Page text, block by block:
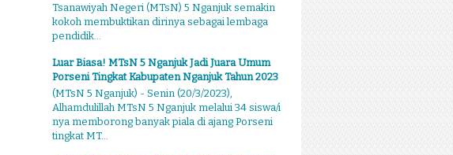
Tsanawiyah Negeri (MTsN) 5 Nganjuk semakin
kokoh membuktikan dirinya sebagai lembaga
pendidik...
Luar Biasa! MTsN 5 Nganjuk Jadi Juara Umum
Porseni Tingkat Kabupaten Nganjuk Tahun 2023
(MTsN 5 Nganjuk) - Senin (20/3/2023),
Alhamdulillah MTsN 5 Nganjuk melalui 34 siswa/i
nya memborong banyak piala di ajang Porseni
tingkat MT...